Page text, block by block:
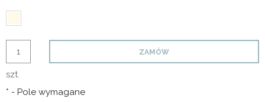
szt.
ZAMÓW
* - Pole wymagane